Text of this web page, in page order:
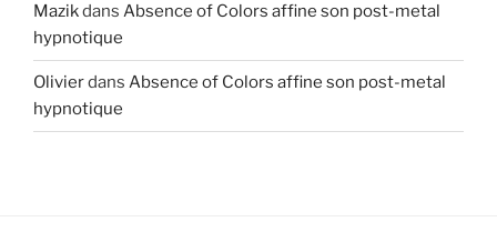
Mazikdans Absence of Colors affine son post-metal
hypnotique
Olivierdans Absence of Colors affine son post-metal
hypnotique